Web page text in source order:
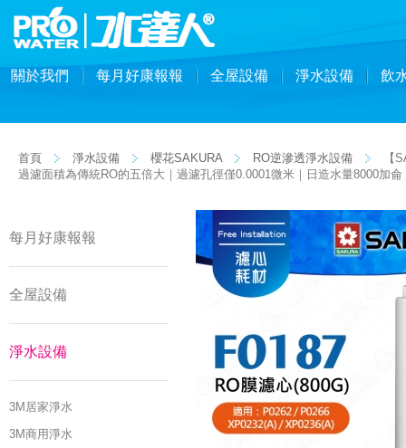
關於我們 每月好康報報 全屋設備 淨水設備 飲
首頁 淨水設備 櫻花SAKURA RO逆滲透淨水設備
【
過濾面積為傳統RO的五倍大｜過濾孔徑僅0.0001微米｜日造水量8000加
每月好康報報
全屋設備
淨水設備
3M居家淨水
3M商用淨水